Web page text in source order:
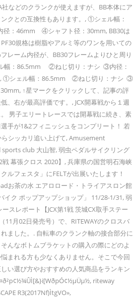
などのクランクが使えますが、BB本体にア
クとの互換性もあります。, ①シェル幅：
：46mm ④シャフト径：30mm, BB30は
規格は樹脂やアルミ等のワンを用いての
レーム内径が、BB30フレームよりひと周り
幅：86.5mm ②ねじ切り：ナシ ③内径：
①シェル幅：86.5mm ②ねじ切り：ナシ ③
↑星マークをクリックして、記事の評
、右が最高評価です。, JCX開幕戦から１週
男子エリートレースでは開幕戦に続き、素
手が1&2フィニッシュをコンプリート！ 若
シッカリ追い上げて, Amusement
club 大山智, 弱虫ペダルサイクリング
戦 幕張クロス 2020】, 兵庫県の国営明石海峡
ルフェスタ」にFELTが出展いたします！
お茶の水 エアロロード・トライアスロン館
イク ポップアップショップ」 11/28-1/31, 弱
スレポート【JCX第1戦 茨城CX取手ステー
11月02日発売号）で、RITEWAYのクロスバ
ました。. 自転車のクランク軸の接合部分に
んなボトムブラケットの購入の際にどのよ
まれる方も少なくありません。そこで今回
い選び方やおすすめの人気商品をランキン
riteway
R3(2017Nf)ÌtgVO»,